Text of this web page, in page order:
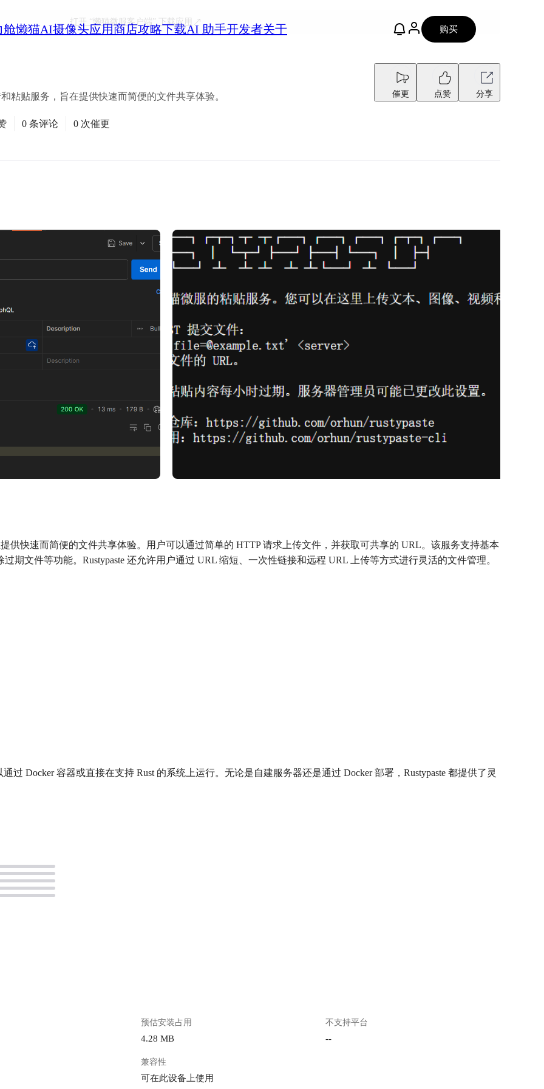
舱懒猫AI摄像头应用商店攻略下载AI 助手开发者关于 购买
打开 “懒猫微服客户端”下载应用
粘贴服务，旨在提供快速而简便的文件共享体验。 催更 点赞 分享
0 条评论 0 次催更
供快速而简便的文件共享体验。用户可以通过简单的 HTTP 请求上传文件，并获取可共享的 URL。该服务支持基本
期文件等功能。Rustypaste 还允许用户通过 URL 缩短、一次性链接和远程 URL 上传等方式进行灵活的文件管理。
过 Docker 容器或直接在支持 Rust 的系统上运行。无论是自建服务器还是通过 Docker 部署，Rustypaste 都提供了灵
预估安装占用
4.28 MB
不支持平台
--
兼容性
可在此设备上使用